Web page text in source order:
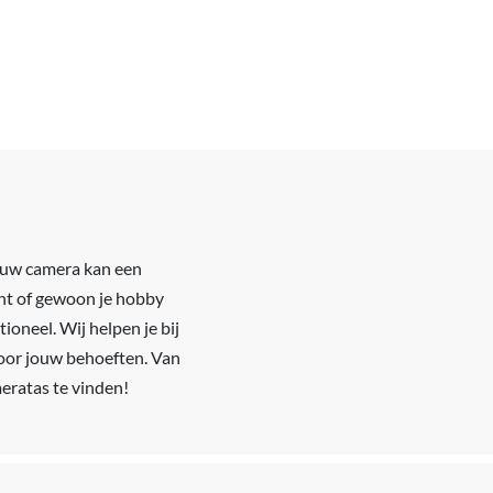
camera kan een
of gewoon je hobby
Wij helpen je bij
jouw behoeften. Van
te vinden!